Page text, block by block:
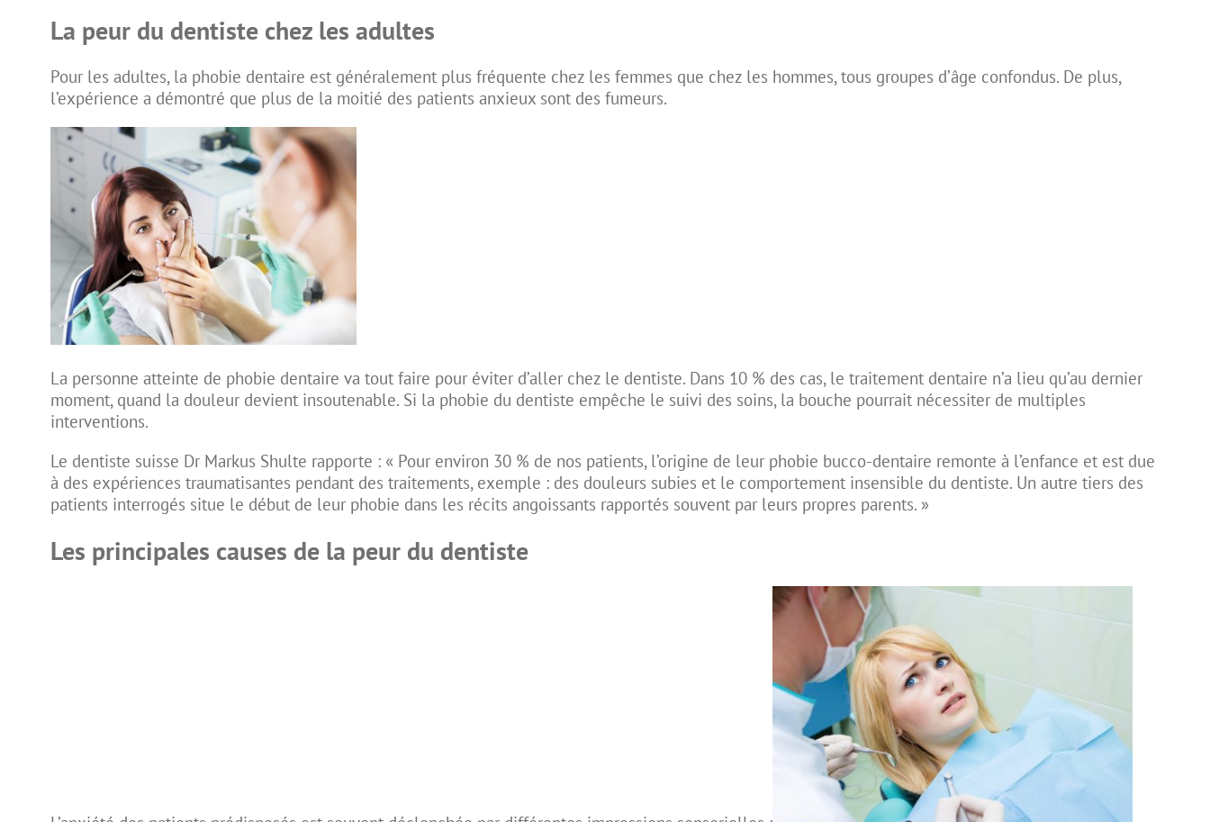
La peur du dentiste chez les adultes
Pour les adultes, la phobie dentaire est généralement plus fréquente chez les femmes que chez les hommes, tous groupes d’âge confondus. De plus,
l’expérience a démontré que plus de la moitié des patients anxieux sont des fumeurs.
La personne atteinte de phobie dentaire va tout faire pour éviter d’aller chez le dentiste. Dans 10 % des cas, le traitement dentaire n’a lieu qu’au dernier
moment, quand la douleur devient insoutenable. Si la phobie du dentiste empêche le suivi des soins, la bouche pourrait nécessiter de multiples
interventions.
Le dentiste suisse Dr Markus Shulte rapporte : « Pour environ 30 % de nos patients, l’origine de leur phobie bucco-dentaire remonte à l’enfance et est due
à des expériences traumatisantes pendant des traitements, exemple : des douleurs subies et le comportement insensible du dentiste. Un autre tiers des
patients interrogés situe le début de leur phobie dans les récits angoissants rapportés souvent par leurs propres parents. »
Les principales causes de la peur du dentiste